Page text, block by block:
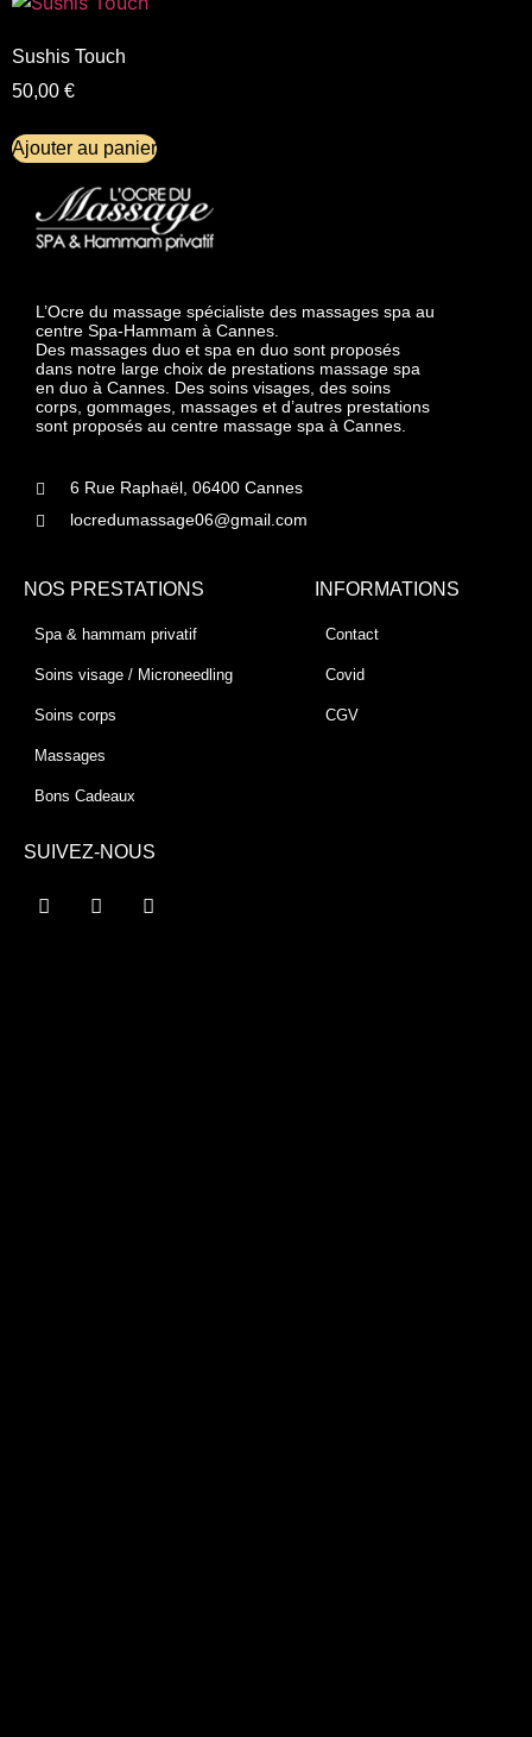
Sushis Touch
50,00 €
Ajouter au panier
L’Ocre du massage spécialiste des massages spa au
centre Spa-Hammam à Cannes.
Des massages duo et spa en duo sont proposés
dans notre large choix de prestations massage spa
en duo à Cannes. Des soins visages, des soins
corps, gommages, massages et d’autres prestations
sont proposés au centre massage spa à Cannes.
6 Rue Raphaël, 06400 Cannes
locredumassage06@gmail.com
NOS PRESTATIONS
Spa & hammam privatif
Soins visage / Microneedling
Soins corps
Massages
Bons Cadeaux
INFORMATIONS
Contact
Covid
CGV
SUIVEZ-NOUS